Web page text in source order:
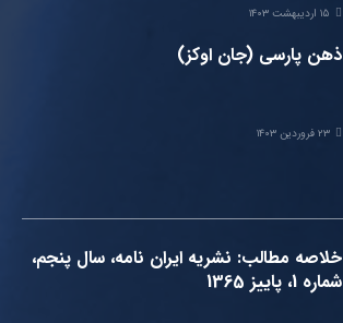
۱۵ اردیبهشت ۱۴۰۳
ذهن پارسی (جان اوکز)
۲۳ فروردین ۱۴۰۳
خلاصه مطالب: نشریه ایران نامه، سال پنجم،
شماره 1، پاییز 1365